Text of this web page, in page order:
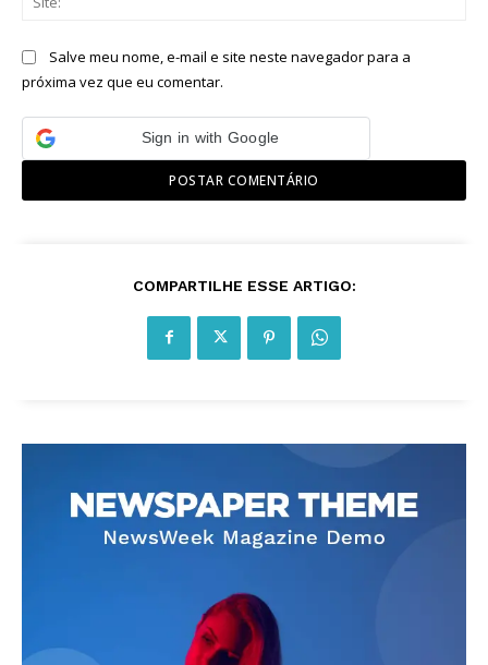
Salve meu nome, e-mail e site neste navegador para a
próxima vez que eu comentar.
Sign in with Google
COMPARTILHE ESSE ARTIGO: